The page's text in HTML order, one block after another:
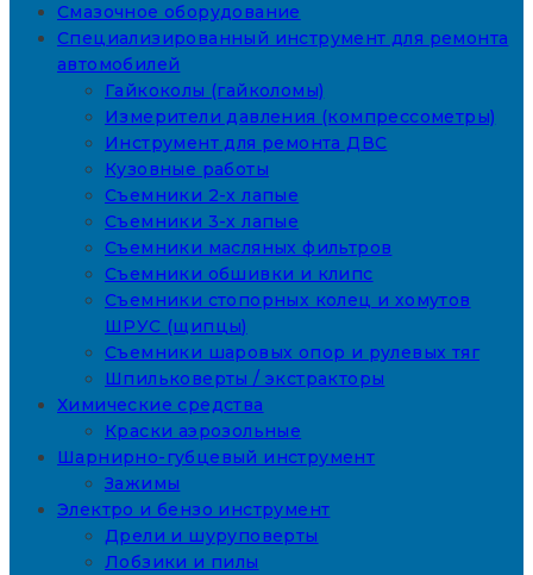
Смазочное оборудование
Специализированный инструмент для ремонта
автомобилей
Гайкоколы (гайколомы)
Измерители давления (компрессометры)
Инструмент для ремонта ДВС
Кузовные работы
Съемники 2-х лапые
Съемники 3-х лапые
Съемники масляных фильтров
Съемники обшивки и клипс
Съемники стопорных колец и хомутов
ШРУС (щипцы)
Съемники шаровых опор и рулевых тяг
Шпильковерты / экстракторы
Химические средства
Краски аэрозольные
Шарнирно-губцевый инструмент
Зажимы
Электро и бензо инструмент
Дрели и шуруповерты
Лобзики и пилы